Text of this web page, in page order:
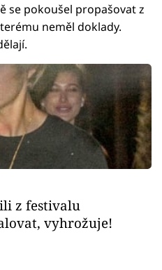
se pokoušel propašovat z
neměl doklady.
z festivalu
vyhrožuje!